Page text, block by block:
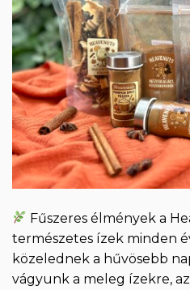
Fűszeres élmények a
természetes ízek minden
közelednek a hűvösebb
vágyunk a meleg ízekre,